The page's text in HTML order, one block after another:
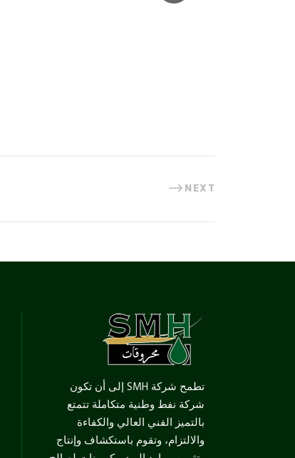
NEXT
تطمح شركة SMH إلى أن تكون
شركة نفط وطنية متكاملة تتمتع
بالتميز الفني العالي والكفاءة
والالتزام، وتقوم باستكشاف وإنتاج